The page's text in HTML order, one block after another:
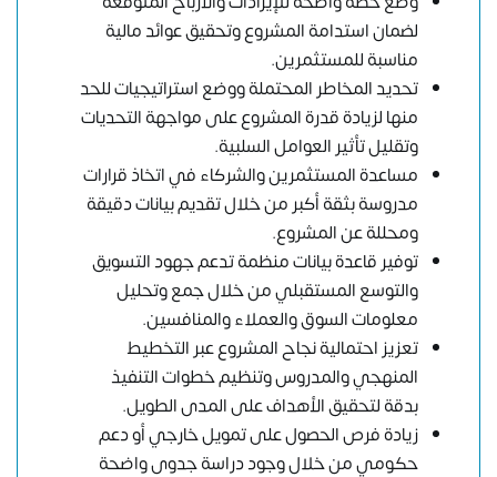
لضمان استدامة المشروع وتحقيق عوائد مالية
مناسبة للمستثمرين.
تحديد المخاطر المحتملة ووضع استراتيجيات للحد
منها لزيادة قدرة المشروع على مواجهة التحديات
وتقليل تأثير العوامل السلبية.
مساعدة المستثمرين والشركاء في اتخاذ قرارات
مدروسة بثقة أكبر من خلال تقديم بيانات دقيقة
ومحللة عن المشروع.
توفير قاعدة بيانات منظمة تدعم جهود التسويق
والتوسع المستقبلي من خلال جمع وتحليل
معلومات السوق والعملاء والمنافسين.
تعزيز احتمالية نجاح المشروع عبر التخطيط
المنهجي والمدروس وتنظيم خطوات التنفيذ
بدقة لتحقيق الأهداف على المدى الطويل.
زيادة فرص الحصول على تمويل خارجي أو دعم
حكومي من خلال وجود دراسة جدوى واضحة